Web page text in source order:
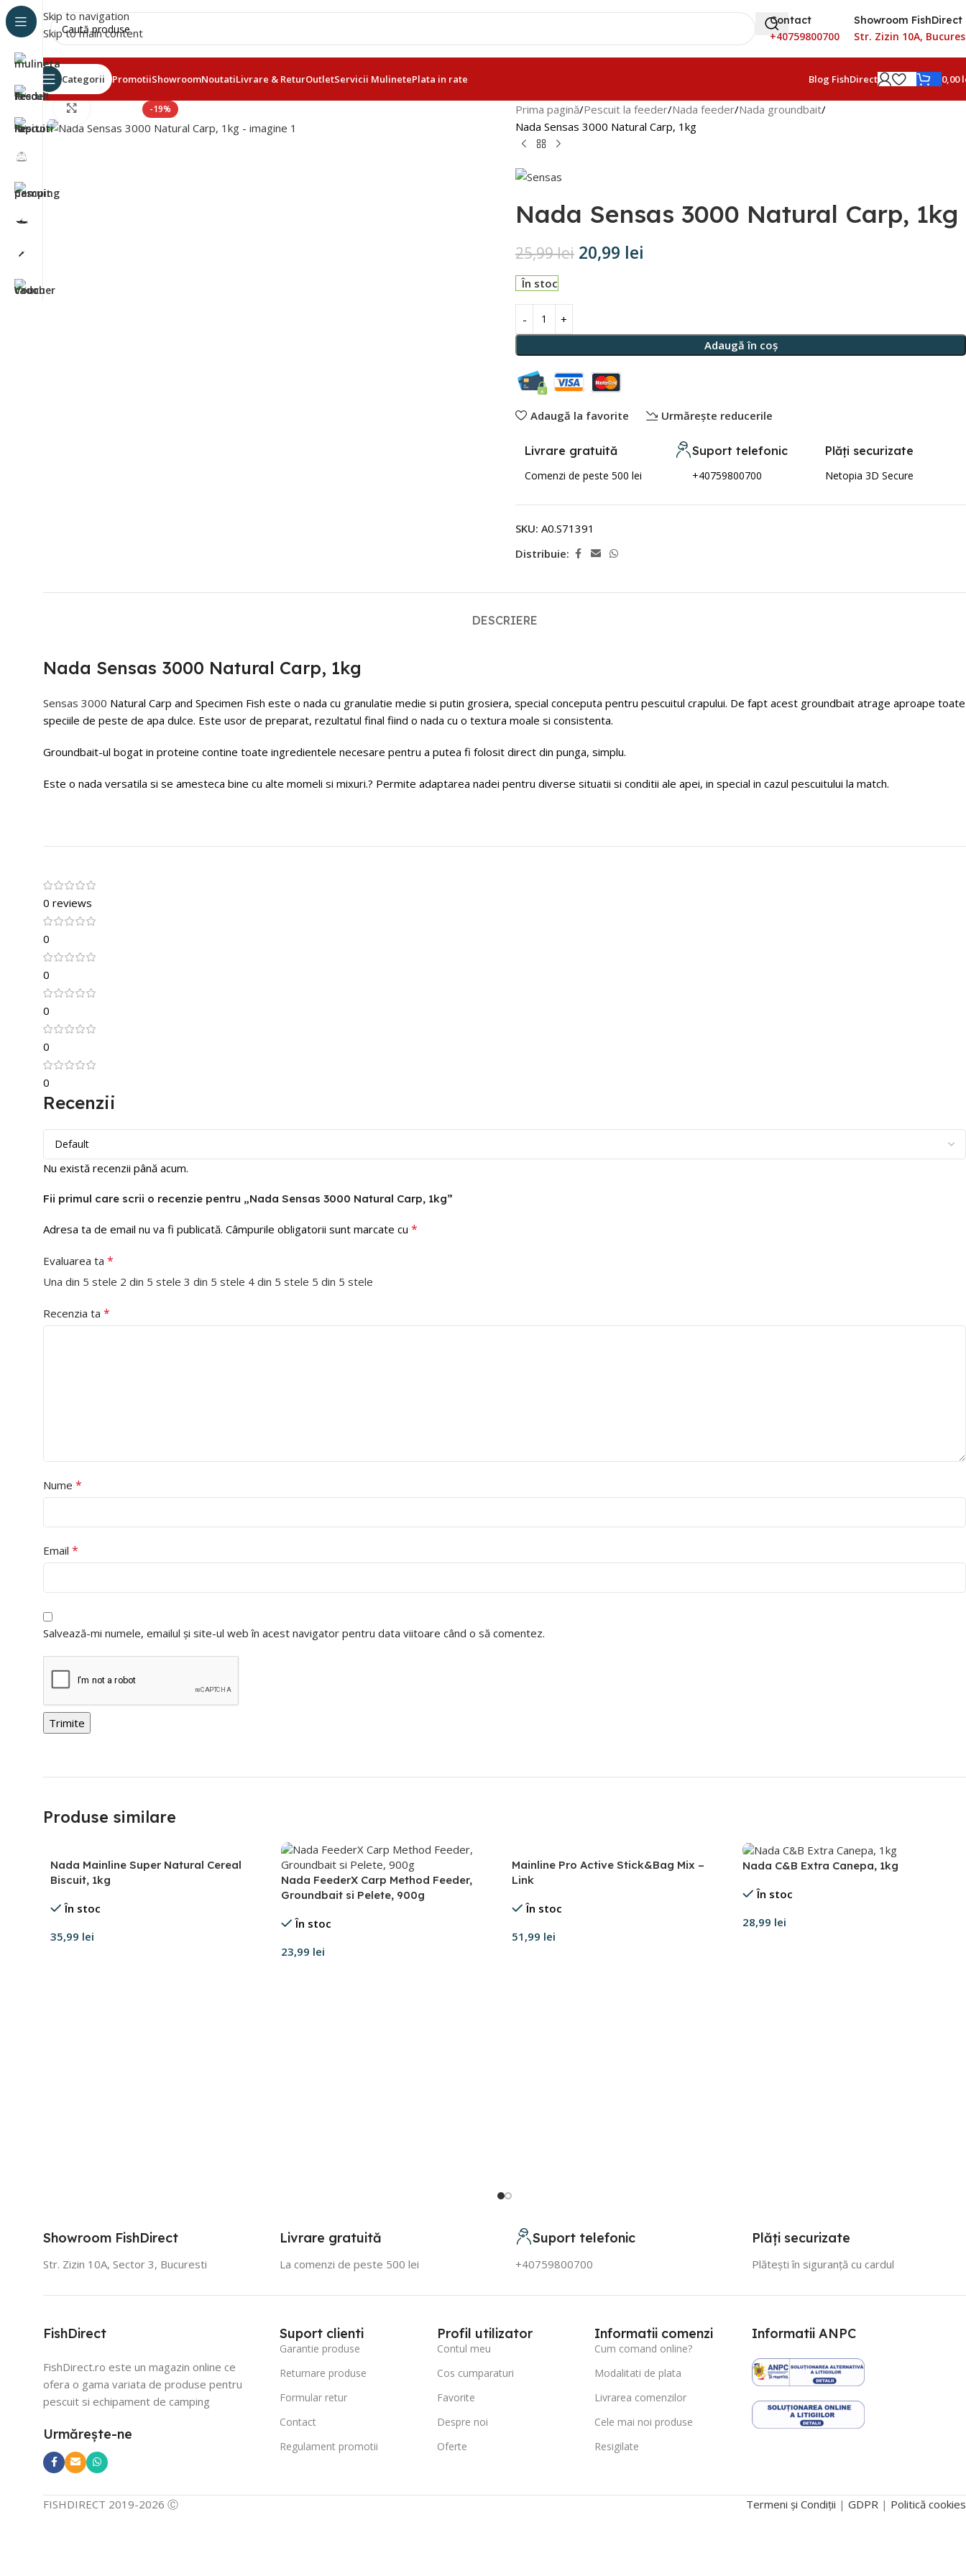
Skip to navigation
Skip to main content
Contact
+40759800700
Showroom FishDirect
Str. Zizin 10A,
Categorii PromotiiShowroomNoutatiLivrare & ReturOutletServicii MulinetePlata in rate Blog FishDirect 0,00
-19%
Click to enlarge Prima pagină Pescuit la feeder Nada feeder Nada groundbait
Nada Sensas 3000 Natural Carp, 1kg
Nada Sensas 3000 Natural Carp, 1kg
25,99lei 20,99 lei
În stoc
Adaugă în coș
Adaugă la favorite Urmărește reducerile
Livrare gratuită
Comenzi de peste 500 lei
Suport telefonic
+40759800700
Plăți securizate
Netopia 3D Secure
SKU: A0.S71391
Distribuie:
DESCRIERE
Nada Sensas 3000 Natural Carp, 1kg
Sensas 3000 Natural Carp and Specimen Fish este o nada cu granulatie medie si putin grosiera, special conceputa pentru pescuitul crapului. De fapt acest groundbait atrage aproape toate
speciile de peste de apa dulce. Este usor de preparat, rezultatul final fiind o nada cu o textura moale si consistenta.
Groundbait-ul bogat in proteine contine toate ingredientele necesare pentru a putea fi folosit direct din punga, simplu.
Este o nada versatila si se amesteca bine cu alte momeli si mixuri.? Permite adaptarea nadei pentru diverse situatii si conditii ale apei, in special in cazul pescuitului la match.
0 reviews
0
0
0
0
0
Recenzii
Nu există recenzii până acum.
Fii primul care scrii o recenzie pentru „Nada Sensas 3000 Natural Carp, 1kg”
Adresa ta de email nu va fi publicată. Câmpurile obligatorii sunt marcate cu *
Evaluarea ta *
Una din 5 stele 2 din 5 stele 3 din 5 stele 4 din 5 stele 5 din 5 stele
Recenzia ta *
Nume *
Email *
Salvează-mi numele, emailul și site-ul web în acest navigator pentru data viitoare când o să comentez.
Produse similare
Nada Mainline Super Natural Cereal
Biscuit, 1kg
În stoc
35,99 lei
Nada FeederX Carp Method Feeder,
Groundbait si Pelete, 900g
În stoc
23,99 lei
Mainline Pro Active Stick&Bag Mix –
Link
În stoc
51,99 lei
Nada C&B Extra Canepa, 1kg
În stoc
28,99 lei
Showroom FishDirect
Str. Zizin 10A, Sector 3, Bucuresti
Livrare gratuită
La comenzi de peste 500 lei
Suport telefonic
+40759800700
Plăți securizate
Plătești în siguranță cu cardul
FishDirect
FishDirect.ro este un magazin online ce
ofera o gama variata de produse pentru
pescuit si echipament de camping
Urmărește-ne
Suport clienti
Garantie produse
Returnare produse
Formular retur
Contact
Regulament promotii
Profil utilizator
Contul meu
Cos cumparaturi
Favorite
Despre noi
Oferte
Informatii comenzi
Cum comand online?
Modalitati de plata
Livrarea comenzilor
Cele mai noi produse
Resigilate
Informatii ANPC
FISHDIRECT 2019-2026 Ⓒ Termeni și Condiții | GDPR | Politică cookies